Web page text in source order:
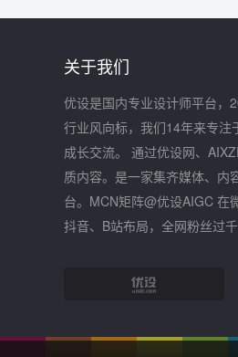
关于我们
优设是国内专业设计师平台，
行业风向标，我们14年来专注
成长交流。 通过优设网、
质内容。是一家集齐媒体、内
台。MCN矩阵@优设AIGC 在
抖音、B站布局，全网粉丝过千